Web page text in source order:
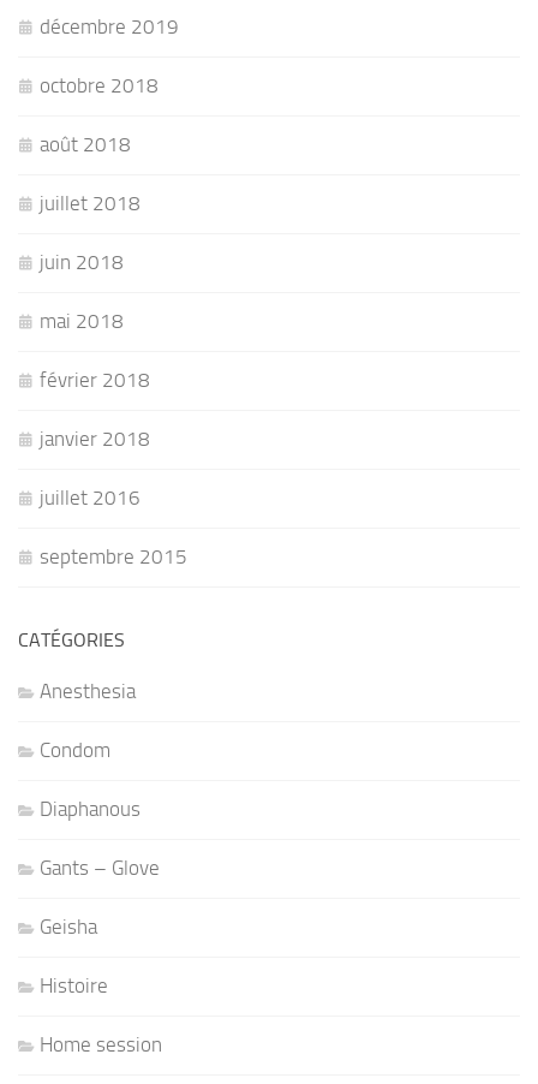
décembre 2019
octobre 2018
août 2018
juillet 2018
juin 2018
mai 2018
février 2018
janvier 2018
juillet 2016
septembre 2015
CATÉGORIES
Anesthesia
Condom
Diaphanous
Gants – Glove
Geisha
Histoire
Home session